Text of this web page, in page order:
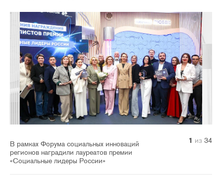
В рамках Форума социальных инноваций
регионов наградили лауреатов премии
«Социальные лидеры России»
1 из 34
2 из 34
3 из 34
4 из 34
5 из 34
6 из 34
7 из 34
8 из 34
9 из 34
10 из 34
11 из 34
12 из 34
13 из 34
14 из 34
15 из 34
16 из 34
17 из 34
18 из 34
19 из 34
20 из 34
21 из 34
22 из 34
23 из 34
24 из 34
25 из 34
26 из 34
27 из 34
28 из 34
29 из 34
30 из 34
31 из 34
32 из 34
33 из 34
34 из 34